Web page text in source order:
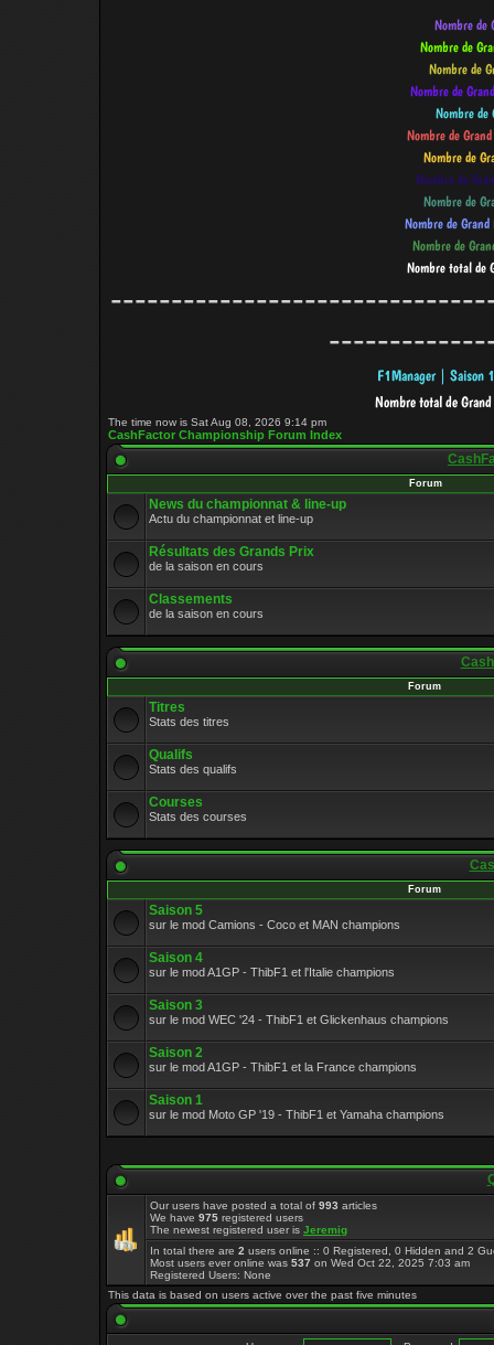
The time now is Sat Aug 08, 2026 9:14 pm
CashFactor Championship Forum Index
Forum
News du championnat & line-up
Actu du championnat et line-up
Résultats des Grands Prix
de la saison en cours
Classements
de la saison en cours
Forum
Titres
Stats des titres
Qualifs
Stats des qualifs
Courses
Stats des courses
Forum
Saison 5
sur le mod Camions - Coco et MAN champions
Saison 4
sur le mod A1GP - ThibF1 et l'Italie champions
Saison 3
sur le mod WEC '24 - ThibF1 et Glickenhaus champions
Saison 2
sur le mod A1GP - ThibF1 et la France champions
Saison 1
sur le mod Moto GP '19 - ThibF1 et Yamaha champions
Our users have posted a total of 993 articles
We have 975 registered users
The newest registered user is Jeremig
In total there are 2 users online :: 0 Registered, 0 Hidden and 2
Most users ever online was 537 on Wed Oct 22, 2025 7:03 am
Registered Users: None
This data is based on users active over the past five minutes